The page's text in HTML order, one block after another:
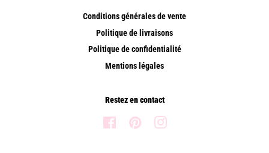
Conditions générales de vente
Politique de livraisons
Politique de confidentialité
Mentions légales
Restez en contact
Facebook Pinterest